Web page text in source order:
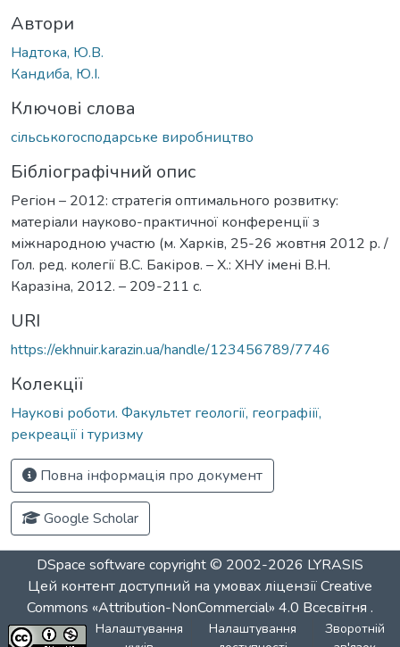
Автори
Надтока, Ю.В.
Кандиба, Ю.І.
Ключові слова
сільськогосподарське виробництво
Бібліографічний опис
Регіон – 2012: стратегія оптимального розвитку:
матеріали науково-практичної конференції з
міжнародною участю (м. Харків, 25-26 жовтня 2012 р. /
Гол. ред. колегії В.С. Бакіров. – Х.: ХНУ імені В.Н.
Каразіна, 2012. – 209-211 с.
URI
https://ekhnuir.karazin.ua/handle/123456789/7746
Колекції
Наукові роботи. Факультет геології, географіії,
рекреації і туризму
Повна інформація про документ
Google Scholar
DSpace software copyright © 2002-2026 LYRASIS
Цей контент доступний на умовах ліцензіїCreative
Commons «Attribution-NonCommercial» 4.0 Всесвітня .
Налаштування
Налаштування
Зворотній